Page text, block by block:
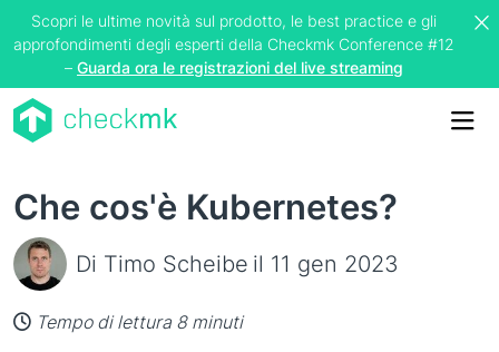
Scopri le ultime novità sul prodotto, le best practice e gli
approfondimenti degli esperti della Checkmk Conference #12
– Guarda ora le registrazioni del live streaming
Che cos'è Kubernetes?
Di Timo Scheibe il 11 gen 2023
Tempo di lettura 8 minuti